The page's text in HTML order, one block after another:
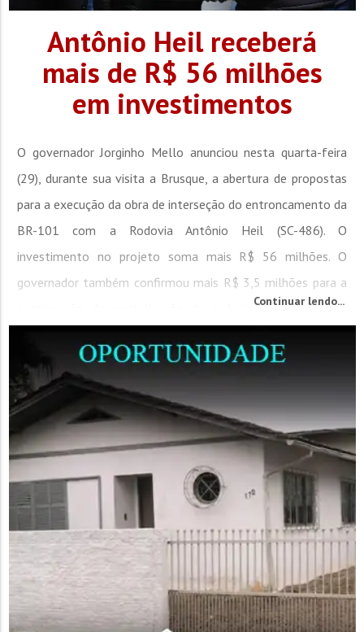
Antônio Heil receberá
mais de R$ 56 milhões
em investimentos
O governador Jorginho Mello anunciou nesta quarta-feira
(29), durante sua visita a Brusque, a abertura de propostas
para a execução da obra de interseção do entroncamento da
BR-101 com a Rodovia Antônio Heil (SC-486). O
investimento no projeto soma mais R$ 56 milhões. O
governador também confirmou mais R$ 3,5 milhões para a
continuação da revitalização da rodovia. O anúncio era
Continuar lendo...